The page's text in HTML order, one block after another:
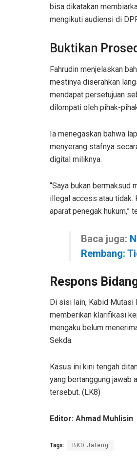
bisa dikatakan
mengikuti audiensi di
Buktikan
Fahrudin menjelaskan
mestinya diserahkan
mendapat persetujuan
dilompati oleh pihak-
Ia menegaskan bahwa
menyerang stafnya
digital miliknya.
“Saya bukan bermaksud
illegal access atau tidak.
aparat penegak hukum,”
Baca juga:
Rembang:
Respons
Di sisi lain, Kabid Mutasi
memberikan klarifikasi
mengaku belum
Sekda.
Kasus ini kini tengah
yang bertanggung jawab
tersebut. (LK8)
Editor: Ahmad Muhlisin
Tags: BKD Jateng